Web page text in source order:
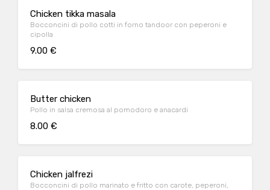
Chicken tikka masala
Bocconcini di pollo cotti in forno tandoor con peperoni e
cipolla
9.00 €
Butter chicken
Pollo in salsa cremosa al pomodoro e anacardi
8.00 €
Chicken jalfrezi
Bocconcini di pollo marinato e fritto con carote, peperoni,